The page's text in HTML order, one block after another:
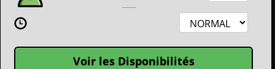
Voir les Disponibilités